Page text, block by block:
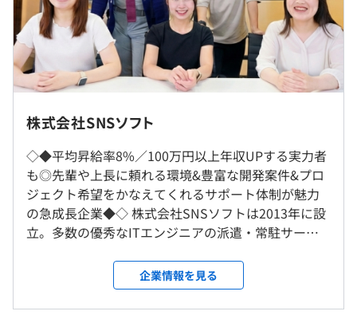
い！
◆資格取得応援制度を活発に利用されており、複数の資格
を持っているメンバーもいます。
◆「AI技術調査・研究チーム」メンバーを社内公募で募り
開発したサービスをリリースするなど、技術習得に余念が
【キャリアについて】
◆開発やプログラミング言語に加えて、上流工程や設計に
携わる案件にもアサイン可能。
◆マネジメントの道を希望する方には育成体制が整ってい
ます。
◆スキルアップの支援や資格取得応援制度が充実している
ため、自分の希望に合ったキャリア形成がしやすい環境で
社内もしくはお客様先での勤務となります。
お客様先は、プロジェクトにより異なりますが原則、東京
都内。
（一部、東京都・神奈川県・埼玉県・千葉県の一都三県あ
り）
リモート業務は8割以上を占めています。
就業場所の変更範囲
東京本社、および自宅またはお客様先
会社の定める場所（テレワークをおこなう場所を含む）
【年収例】
33歳 年収900万円／月給75万円（経験10年）
29歳 年収700万円／月給59万円（経験5年）
（※ 想定年収は年収提示額を保証するものではありません）
9：00〜18：00（実働8時間）
株式会社SNSソフト
◇◆平均昇給率8%／100万円以上年収UPする実力者
も◎先輩や上長に頼れる環境&豊富な開発案件&プロ
ジェクト希望をかなえてくれるサポート体制が魅力
の急成長企業◆◇ 株式会社SNSソフトは2013年に設
立。多数の優秀なITエンジニアの派遣・常駐サービ
を支援し、高付加価値のソリューションを提供して
いる点が当社の強み。 最近は金融系を中心に受託開
発も増えており、幅広い業務システムの企画や開発
企業情報を見る